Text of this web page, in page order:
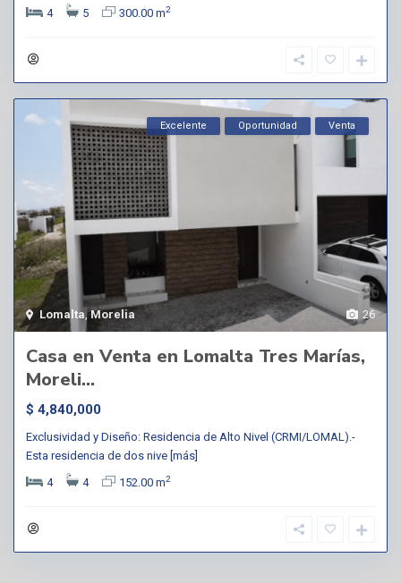
4
5 300.00 m2
26
Lomalta ,Morelia
Excelente Oportunidad Venta
Casa en Venta en Lomalta Tres Marías,
Moreli...
$ 4,840,000
Exclusividad y Diseño: Residencia de Alto Nivel (CRMI/LOMAL).-
Esta residencia de dos nive [más]
4
4 152.00 m2